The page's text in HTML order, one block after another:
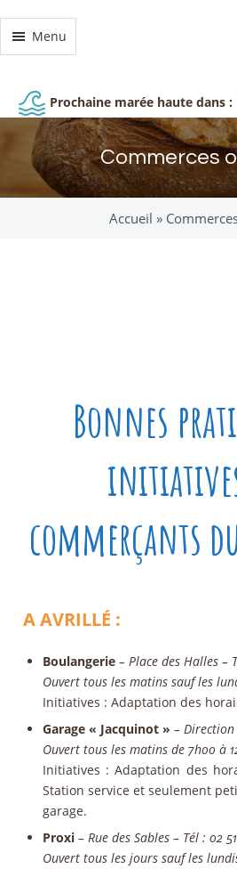
Menu
Prochaine marée haute dans :
Commerces
Accueil »
Bonnes
commerçants
A AVRILLÉ :
Boulangerie – Place des Halles –
Ouvert tous les matins sauf les
Initiatives : Adaptation des
Garage « Jacquinot » – Direction
Ouvert tous les matins de 7h00 à
Initiatives : Adaptation des
Station service et seulement
garage.
Proxi – Rue des Sables – Tél : 02
Ouvert tous les jours sauf les